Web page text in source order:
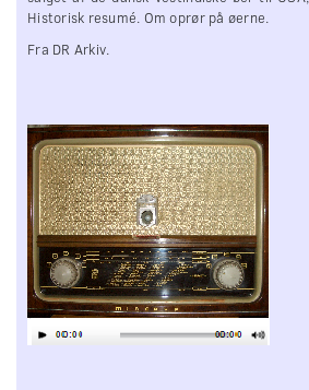
Historisk resumé. Om oprør på øerne.
Fra DR Arkiv.